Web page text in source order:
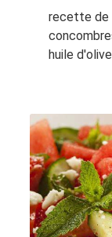
recette de
huile